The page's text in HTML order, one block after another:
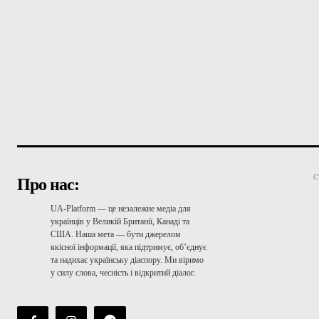
Про нас:
UA-Platform — це незалежне медіа для
українців у Великій Британії, Канаді та
США. Наша мета — бути джерелом
якісної інформації, яка підтримує, об’єднує
та надихає українську діаспору. Ми віримо
у силу слова, чесність і відкритий діалог.